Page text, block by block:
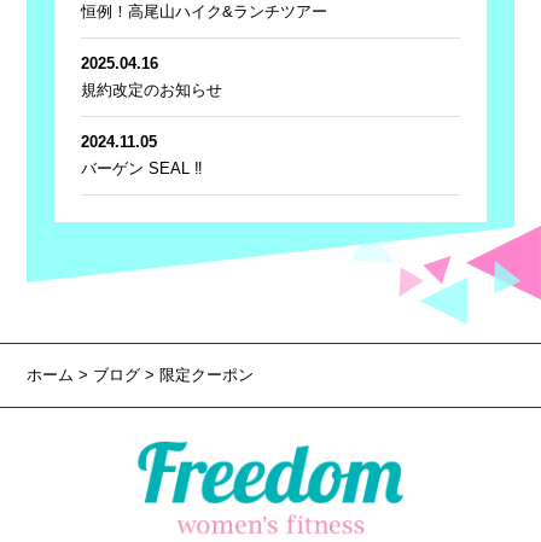
恒例！高尾山ハイク&ランチツアー
2025.04.16
規約改定のお知らせ
2024.11.05
バーゲン SEAL ‼
ホーム> ブログ > 限定クーポン